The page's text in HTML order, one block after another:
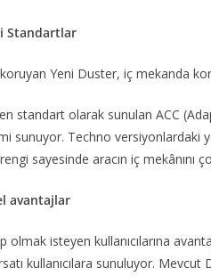
Standartlar
Yeni Duster, iç mekanda
standart olarak sunulan ACC
sunuyor. Techno
sayesinde aracın iç mekânını
avantajlar
olmak isteyen kullanıcılarına
kullanıcılara sunuluyor. Mevcut